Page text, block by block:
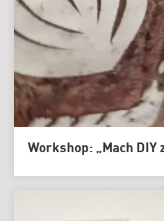
Workshop: „Mach DIY